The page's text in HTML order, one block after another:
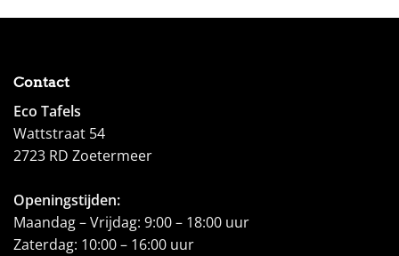
Contact
Eco Tafels
Wattstraat 54
2723 RD Zoetermeer
Openingstijden:
Maandag – Vrijdag: 9:00 – 18:00 uur
Zaterdag: 10:00 – 16:00 uur